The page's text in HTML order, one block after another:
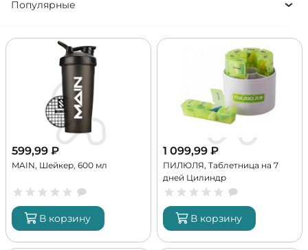
Популярные
599,99 ₽
MAIN, Шейкер, 600 мл
В корзину
1 099,99 ₽
ПИЛЮЛЯ, Таблетница на 7
дней Цилиндр
В корзину